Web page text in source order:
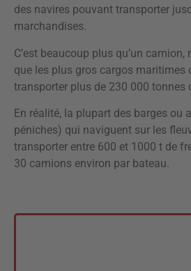
des navires pouvant transporter
marchandises.
C’est beaucoup plus qu’un
que les plus gros cargos maritimes
transporter plus de 230 000 tonnes
En réalité, la plupart des barges ou
péniches) qui naviguent sur les
transporter entre 600 et 1000 t de
30 camions environ par bateau.